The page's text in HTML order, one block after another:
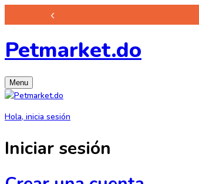
‹
Petmarket.do
Menu
Hola, inicia sesión
Iniciar sesión